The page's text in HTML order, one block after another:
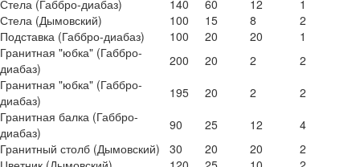
Стела (Габбро-диабаз)
140 60 12
1
Стела (Дымовский)
100 15 8
2
Подставка (Габбро-диабаз)
100 20 20
1
Гранитная "юбка" (Габбро-
диабаз)
200 20 2
2
Гранитная "юбка" (Габбро-
диабаз)
195 20 2
2
Гранитная балка (Габбро-
диабаз)
90 25 12
4
Гранитный столб (Дымовский)
30 20 20
2